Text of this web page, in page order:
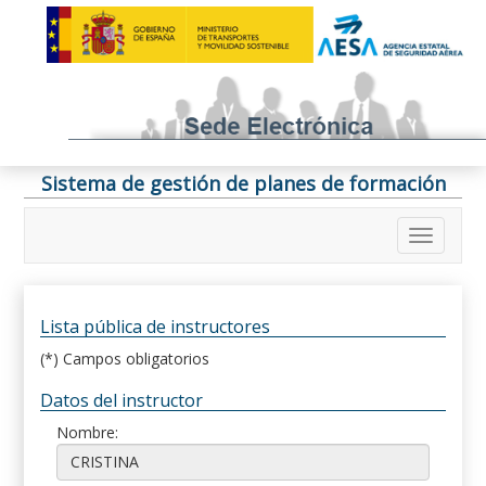
Sistema de gestión de planes de formación
Lista pública de instructores
(*) Campos obligatorios
Datos del instructor
Nombre: